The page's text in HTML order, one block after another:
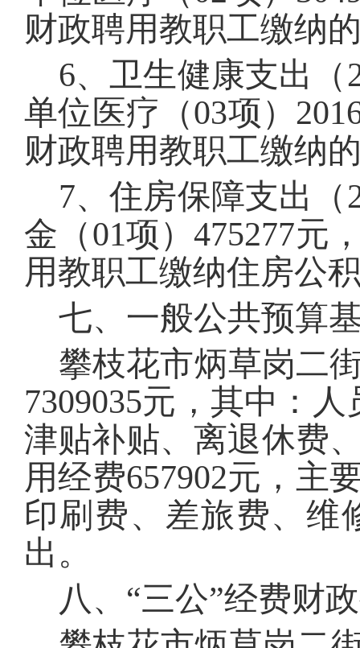
财政聘用教职工缴纳
6、卫生健康支出（
单位医疗（03项）
财政聘用教职工缴纳
7、住房保障支出（
金（01项）475277元
用教职工缴纳住房公
七、一般公共预算
攀枝花市炳草岗二
7309035元，其中：人
津贴补贴、离退休费
用经费657902元，主
印刷费、差旅费、维
出。
八、 “三公”经费财